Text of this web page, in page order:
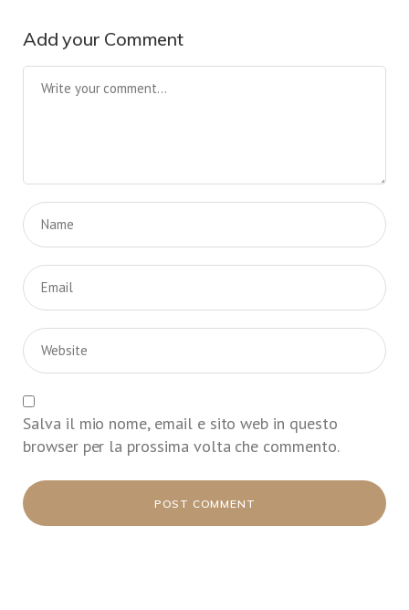
Add your Comment
Salva il mio nome, email e sito web in questo
browser per la prossima volta che commento.